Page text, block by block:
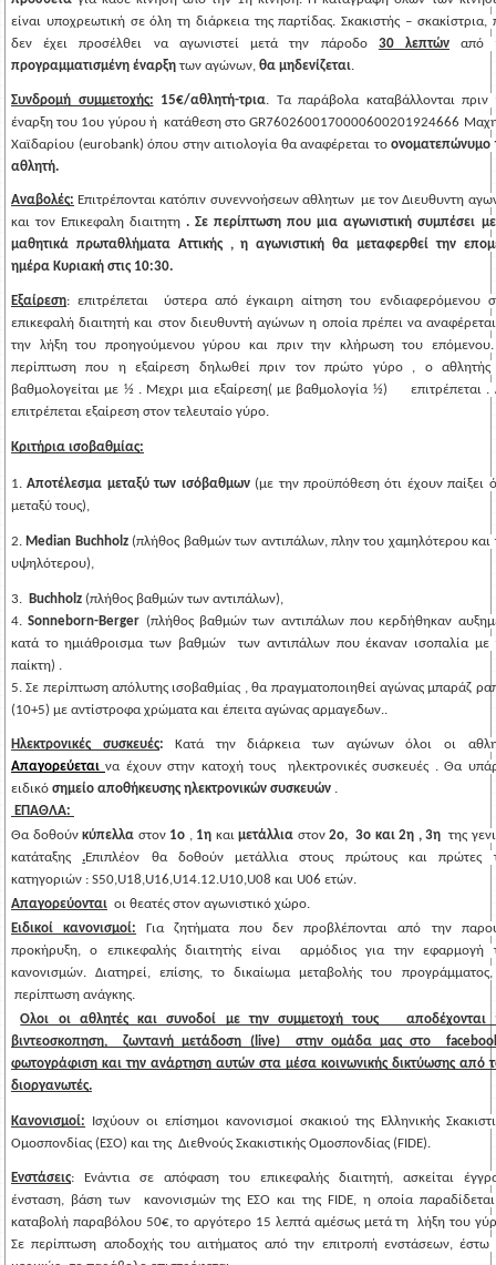
είναι υποχρεωτική σε όλη τη διάρκεια της παρτίδας. Σκακιστής – σκακίστρια,
δεν έχει προσέλθει να αγωνιστεί μετά την πάροδο 30 λεπτών
προγραμματισμένη έναρξη των αγώνων, θα μηδενίζεται.
Συνδρομή συμμετοχής: 15€/αθλητή-τρια. Τα παράβολα καταβάλλονται πριν
έναρξη του 1ου γύρου ή  κατάθεση στο GR7602600170000600201924666
Χαϊδαρίου (eurobank) όπου στην αιτιολογία θα αναφέρεται το ονοματεπώνυμο
αθλητή.
Αναβολές: Επιτρέπονται κατόπιν συνεννοήσεων αθλητων  με τον Διευθυντη
και τον Επικεφαλη διαιτητη . Σε περίπτωση που μια αγωνιστική συμπέσει
μαθητικά πρωταθλήματα Αττικής , η αγωνιστική θα μεταφερθεί την
ημέρα Κυριακή στις 10:30.
Εξαίρεση: επιτρέπεται  ύστερα από έγκαιρη αίτηση του ενδιαφερόμενου
επικεφαλή διαιτητή και στον διευθυντή αγώνων η οποία πρέπει να
την λήξη του προηγούμενου γύρου και πριν την κλήρωση του
περίπτωση που η εξαίρεση δηλωθεί πριν τον πρώτο γύρο , ο
βαθμολογείται με ½ . Μεχρι μια εξαίρεση( με βαθμολογία ½)     επιτρέπεται .
επιτρέπεται εξαίρεση στον τελευταίο γύρο.
Κριτήρια ισοβαθμίας:
1. Αποτέλεσμα μεταξύ των ισόβαθμων (με την προϋπόθεση ότι έχουν παίξει
μεταξύ τους),
2. Median Buchholz (πλήθος βαθμών των αντιπάλων, πλην του χαμηλότερου και
υψηλότερου),
3. Buchholz (πλήθος βαθμών των αντιπάλων),
4. Sonneborn-Berger (πλήθος βαθμών των αντιπάλων που κερδήθηκαν
κατά το ημιάθροισμα των βαθμών
των αντιπάλων που έκαναν ισοπαλία με
παίκτη)
5. Σε περίπτωση απόλυτης ισοβαθμίας , θα πραγματοποιηθεί αγώνας μπαράζ
(10+5) με αντίστροφα χρώματα και έπειτα αγώνας αρμαγεδων..
Ηλεκτρονικές συσκευές: Κατά την διάρκεια των αγώνων όλοι οι
Απαγορεύεται να έχουν στην κατοχή τους
ηλεκτρονικές συσκευές . Θα
ειδικό σημείο αποθήκευσης ηλεκτρονικών συσκευών
ΕΠΑΘΛΑ:
Θα δοθούν κύπελλα στον 1ο , 1η και μετάλλια στον 2ο,  3ο και 2η , 3η της
κατάταξης .Επιπλέον θα δοθούν μετάλλια στους πρώτους και πρώτες
κατηγοριών : S50,U18,U16,U14.12.U10,U08 και U06 ετών.
Απαγορεύονται οι θεατές στον αγωνιστικό χώρο.
Ειδικοί κανονισμοί:
Για ζητήματα που δεν προβλέπονται από την
προκήρυξη, ο επικεφαλής διαιτητής είναι
αρμόδιος για την εφαρμογή
περίπτωση ανάγκης.
Ολοι οι αθλητές και συνοδοί με την συμμετοχή τους   αποδέχονται
βιντεοσκοπηση,  ζωντανή μετάδοση (live)  στην ομάδα μας στο
φωτογράφιση και την ανάρτηση αυτών στα μέσα κοινωνικής δικτύωσης από
διοργανωτές.
Κανονισμοί:
Ισχύουν οι επίσημοι κανονισμοί σκακιού της Ελληνικής
Ομοσπονδίας (ΕΣΟ) και της Διεθνούς Σκακιστικής Ομοσπονδίας (FIDE).
Ενστάσεις: Ενάντια σε απόφαση του επικεφαλής διαιτητή, ασκείται
ένσταση, βάση των  κανονισμών της ΕΣΟ και της FIDE, η οποία
καταβολή παραβόλου 50€, το αργότερο 15 λεπτά αμέσως μετά τη  λήξη του
Σε περίπτωση αποδοχής του αιτήματος από την επιτροπή ενστάσεων, έστω